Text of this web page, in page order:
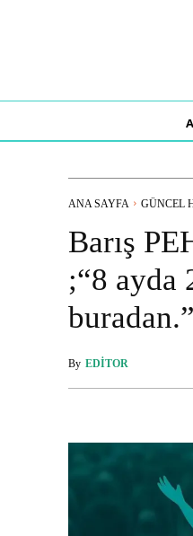
ANA SAYFA GÜNCEL
Barış
;“8 ayda
buradan.”
By EDITOR